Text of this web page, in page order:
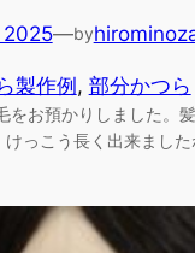
2025—by
製作例, 部分かつら
をお預かりしました。
っこう長く出来ました